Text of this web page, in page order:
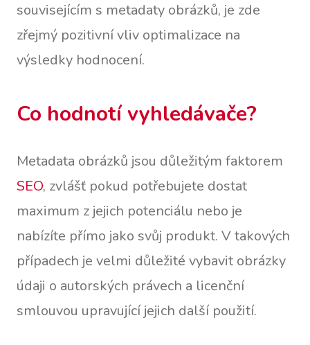
souvisejícím s metadaty obrázků, je zde
zřejmý pozitivní vliv optimalizace na
výsledky hodnocení.
Co hodnotí vyhledávače?
Metadata obrázků jsou důležitým faktorem
SEO, zvlášť pokud potřebujete dostat
maximum z jejich potenciálu nebo je
nabízíte přímo jako svůj produkt. V takových
případech je velmi důležité vybavit obrázky
údaji o autorských právech a licenční
smlouvou upravující jejich další použití.